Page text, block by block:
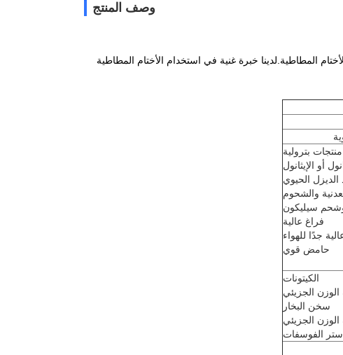
وصف المنتج
المطاطية.لدينا خبرة غنية في استخدام الأختام المطاطية
منتجات بترولية
أو الإيثانول
الحيوي
والشحوم
سيليكون
فراغ عالية
جدًا للهواء
حامض قوي
الكيتونات
الجزيئي
سخن البخار
الجزيئي
إستر الفوسفات